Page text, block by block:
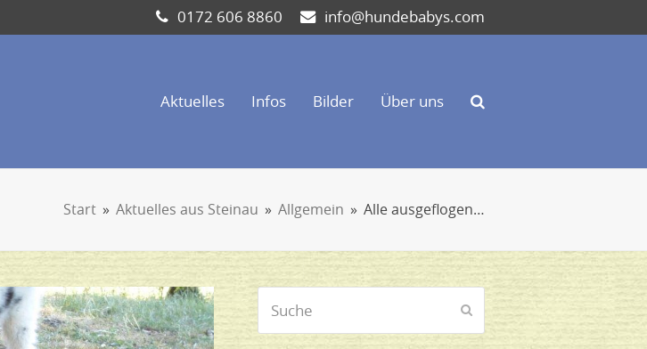
0172 606 8860 info@hundebabys.com
Aktuelles Infos Bilder Über uns
Start » Aktuelles aus Steinau » Allgemein » Alle ausgeflogen…
Senden